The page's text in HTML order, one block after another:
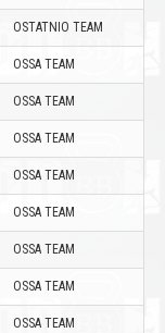
OSTATNIO TEAM
OSSA TEAM
OSSA TEAM
OSSA TEAM
OSSA TEAM
OSSA TEAM
OSSA TEAM
OSSA TEAM
OSSA TEAM